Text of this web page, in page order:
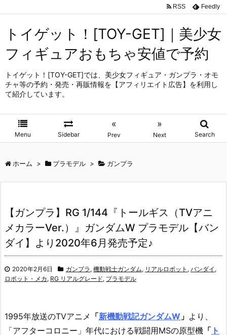
トイゲット！[TOY-GET]｜美少女
フィギュアおもちゃ安値で予約
トイゲット！[TOY-GET]では、美少女フィギュア・ガンプラ・オモ
チャ等の予約・発売・再販情報を【アフィリエイト広告】を利用し
て紹介しています。
Menu Sidebar
«
Prev
»
Next Search
RSS Feedly
ホーム > プラモデル > ガンプラ
【ガンプラ】RG 1/144『トールギス（TVアニ
メカラーVer.）』ガンダムW プラモデル【バン
ダイ】より2020年6月発売予定♪
2020年2月6日 ガンプラ , 機動戦士ガンダム, リアルロボット , バンダイ ,
ロボット・メカ , RG リアルグレード, プラモデル
1995年放送のTVアニメ 「新機動戦記ガンダムW 」 より、
「アフターコロニー」年代における戦闘用MSの原型機 「 ト